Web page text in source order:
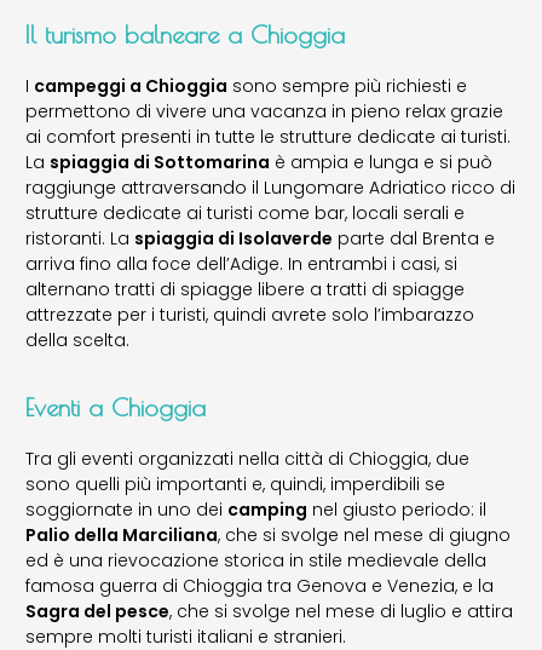
Il turismo balneare a Chioggia
I campeggi a Chioggia sono sempre più richiesti e
permettono di vivere una vacanza in pieno relax grazie
ai comfort presenti in tutte le strutture dedicate ai turisti.
La spiaggia di Sottomarina è ampia e lunga e si può
raggiunge attraversando il Lungomare Adriatico ricco di
strutture dedicate ai turisti come bar, locali serali e
ristoranti. La spiaggia di Isolaverde parte dal Brenta e
arriva fino alla foce dell’Adige. In entrambi i casi, si
alternano tratti di spiagge libere a tratti di spiagge
attrezzate per i turisti, quindi avrete solo l’imbarazzo
della scelta.
Eventi a Chioggia
Tra gli eventi organizzati nella città di Chioggia, due
sono quelli più importanti e, quindi, imperdibili se
soggiornate in uno dei camping nel giusto periodo: il
Palio della Marciliana, che si svolge nel mese di giugno
ed è una rievocazione storica in stile medievale della
famosa guerra di Chioggia tra Genova e Venezia, e la
Sagra del pesce, che si svolge nel mese di luglio e attira
sempre molti turisti italiani e stranieri.